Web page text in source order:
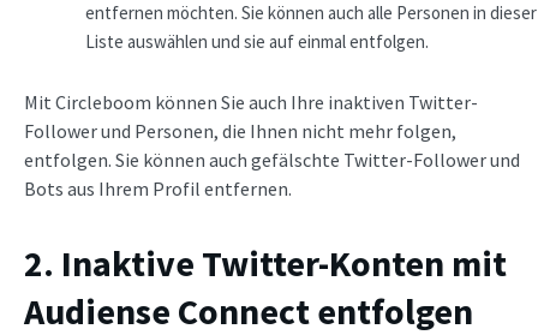
entfernen möchten. Sie können auch alle Personen in dieser
Liste auswählen und sie auf einmal entfolgen.
Mit Circleboom können Sie auch Ihre inaktiven Twitter-
Follower und Personen, die Ihnen nicht mehr folgen,
entfolgen. Sie können auch gefälschte Twitter-Follower und
Bots aus Ihrem Profil entfernen.
2. Inaktive Twitter-Konten mit
Audiense Connect entfolgen